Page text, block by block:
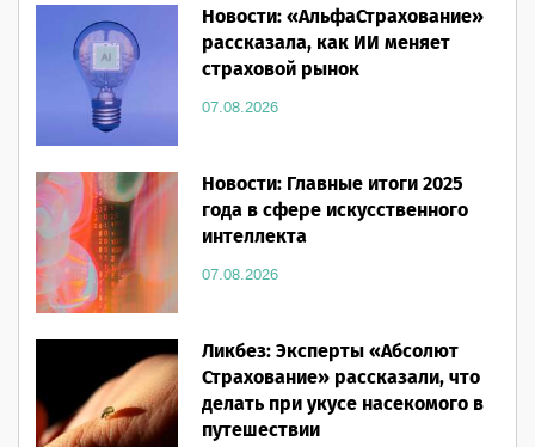
Новости: «АльфаСтрахование»
рассказала, как ИИ меняет
страховой рынок
07.08.2026
Новости: Главные итоги 2025
года в сфере искусственного
интеллекта
07.08.2026
Ликбез: Эксперты «Абсолют
Страхование» рассказали, что
делать при укусе насекомого в
путешествии